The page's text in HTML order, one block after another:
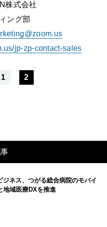
株式会社
ング部
jp-zp-contact-sales
1 2
ジネス、つがる総合病院のモバイ
地域医療DXを推進